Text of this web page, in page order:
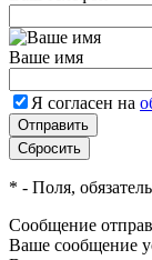
Ваше имя
Я согласен на
* - Поля,
Сообщение
Ваше сообщение